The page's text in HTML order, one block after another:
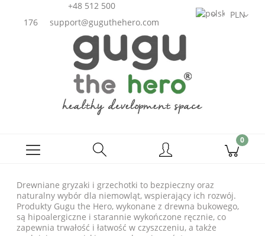
+48 512 500
176
support@guguthehero.com
Drewniane gryzaki i grzechotki to bezpieczny oraz
naturalny wybór dla niemowląt, wspierający ich rozwój.
Produkty Gugu the Hero, wykonane z drewna bukowego,
są hipoalergiczne i starannie wykończone ręcznie, co
zapewnia trwałość i łatwość w czyszczeniu, a także